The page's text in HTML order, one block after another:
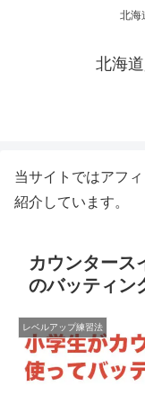
北海
北海
当サイトではアフ
紹介しています。
カウンタース
のバッティン
レベルアップ練習法